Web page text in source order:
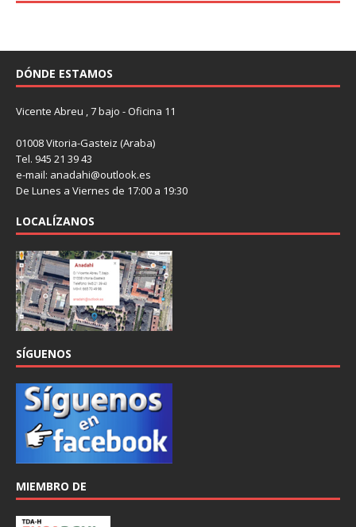
DÓNDE ESTAMOS
Vicente Abreu , 7 bajo - Oficina 11
01008 Vitoria-Gasteiz (Araba)
Tel. 945 21 39 43
e-mail: anadahi@outlook.es
De Lunes a Viernes de 17:00 a 19:30
LOCALÍZANOS
SÍGUENOS
MIEMBRO DE